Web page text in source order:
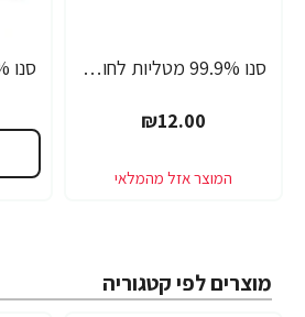
סנו 99.9% מטליות לחות אישיות לחיטוי משטחים ואביזרים - 20 מגבונים
₪12.00
מוצרים לפי קטגוריה